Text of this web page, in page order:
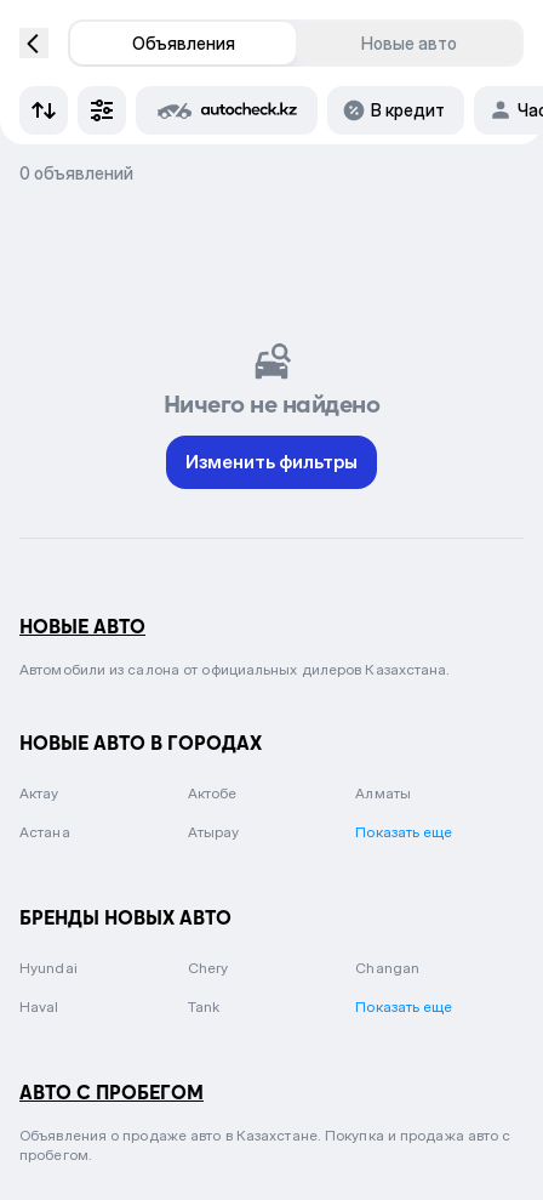
Объявления Новые авто
В кредит
0 объявлений
Ничего не найдено
Изменить фильтры
НОВЫЕ АВТО
Автомобили из салона от официальных дилеров Казахстана.
НОВЫЕ АВТО В ГОРОДАХ
Актау Актобе Алматы
Астана Атырау Показать еще
БРЕНДЫ НОВЫХ АВТО
Hyundai Chery Changan
Haval Tank Показать еще
АВТО С ПРОБЕГОМ
Объявления о продаже авто в Казахстане. Покупка и продажа авто с
пробегом.